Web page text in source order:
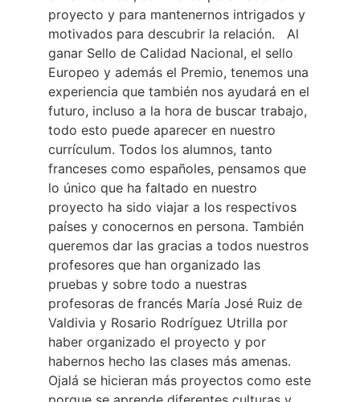
proyecto y para mantenernos intrigados y
motivados para descubrir la relación. Al
ganar Sello de Calidad Nacional, el sello
Europeo y además el Premio, tenemos una
experiencia que también nos ayudará en el
futuro, incluso a la hora de buscar trabajo,
todo esto puede aparecer en nuestro
currículum. Todos los alumnos, tanto
franceses como españoles, pensamos que
lo único que ha faltado en nuestro
proyecto ha sido viajar a los respectivos
países y conocernos en persona. También
queremos dar las gracias a todos nuestros
profesores que han organizado las
pruebas y sobre todo a nuestras
profesoras de francés María José Ruiz de
Valdivia y Rosario Rodríguez Utrilla por
haber organizado el proyecto y por
habernos hecho las clases más amenas.
Ojalá se hicieran más proyectos como este